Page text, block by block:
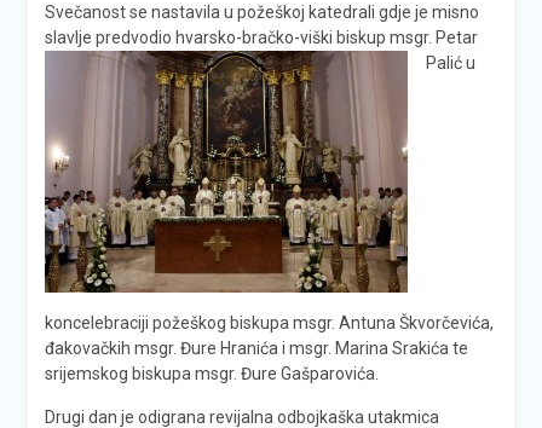
Svečanost se nastavila u požeškoj katedrali gdje je misno
slavlje predvodio hvarsko-bračko-viški biskup msgr. Petar
Palić u
koncelebraciji požeškog biskupa msgr. Antuna Škvorčevića,
đakovačkih msgr. Đure Hranića i msgr. Marina Srakića te
srijemskog biskupa msgr. Đure Gašparovića.
Drugi dan je odigrana revijalna odbojkaška utakmica